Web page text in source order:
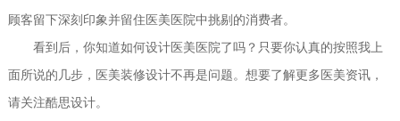
顾客留下深刻印象并留住医美医院中挑剔的消费者。
看到后，你知道如何设计医美医院了吗？只要你认真的按照我上
面所说的几步，医美装修设计不再是问题。想要了解更多医美资讯，
请关注酷思设计。